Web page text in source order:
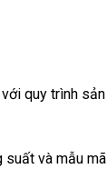
quy trình
và mẫu